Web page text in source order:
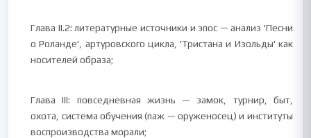
Глава II.2: литературные источники и эпос — анализ 'Песни
о Роланде', артуровского цикла, 'Тристана и Изольды' как
носителей образа;
Глава III: повседневная жизнь — замок, турнир, быт,
охота, система обучения (паж — оруженосец) и институты
воспроизводства морали;